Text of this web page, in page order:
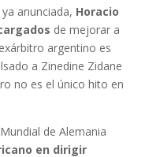
anunciada, Horacio
de mejorar a
argentino es
a Zinedine Zidane
no es el único hito en
de Alemania
en dirigir